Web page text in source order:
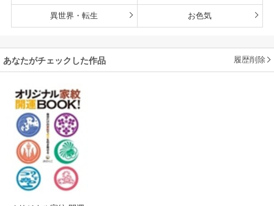
異世界・転生 お色気
あなたがチェックした作品 履歴削除